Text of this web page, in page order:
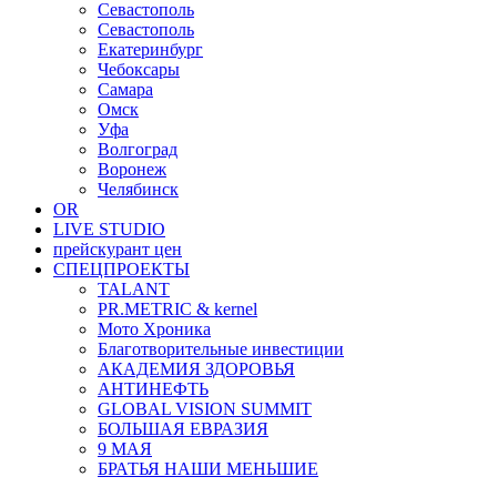
Севастополь
Севастополь
Екатеринбург
Чебоксары
Самара
Омск
Уфа
Волгоград
Воронеж
Челябинск
OR
LIVE STUDIO
прейскурант цен
СПЕЦПРОЕКТЫ
TALANT
PR.METRIC & kernel
Мото Хроника
Благотворительные инвестиции
АКАДЕМИЯ ЗДОРОВЬЯ
АНТИНЕФТЬ
GLOBAL VISION SUMMIT
БОЛЬШАЯ ЕВРАЗИЯ
9 МАЯ
БРАТЬЯ НАШИ МЕНЬШИЕ